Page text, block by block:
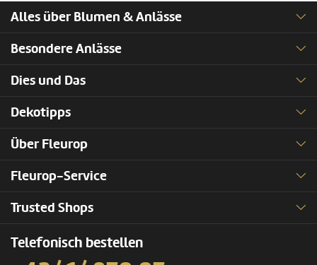
Alles über Blumen & Anlässe
Besondere Anlässe
Dies und Das
Dekotipps
Über Fleurop
Fleurop-Service
Trusted Shops
Telefonisch bestellen